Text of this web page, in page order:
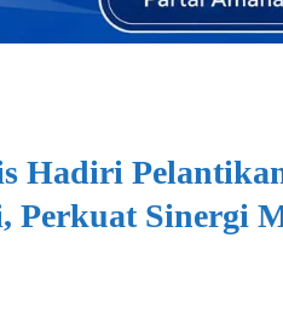
Hadiri
Perkuat Sinergi